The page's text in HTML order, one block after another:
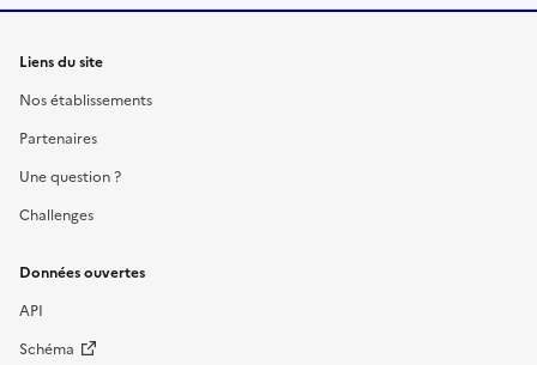
Liens du site
Nos établissements
Partenaires
Une question ?
Challenges
Données ouvertes
API
Schéma